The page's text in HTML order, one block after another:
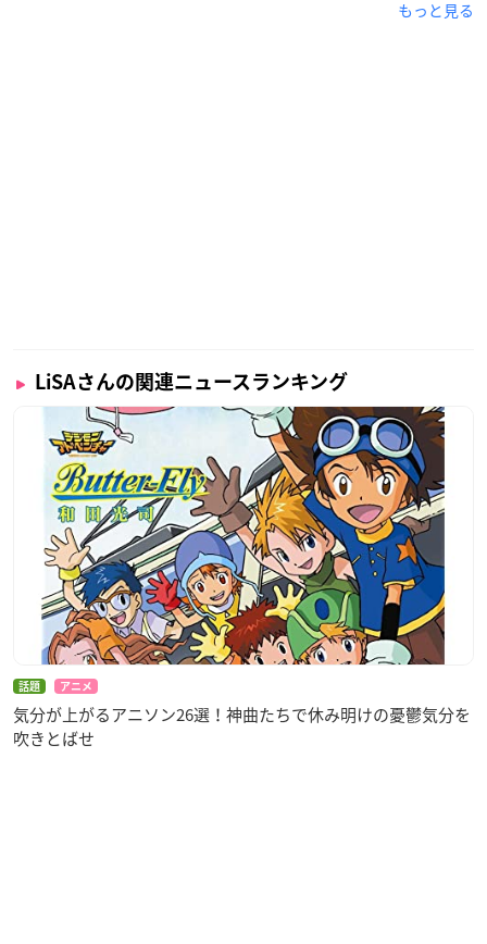
もっと見る
LiSAさんの関連ニュースランキング
話題 アニメ
気分が上がるアニソン26選！神曲たちで休み明けの憂鬱気分を
吹きとばせ